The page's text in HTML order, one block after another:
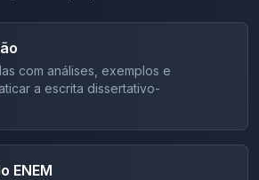
com análises, exemplos e
a escrita dissertativo-
ENEM